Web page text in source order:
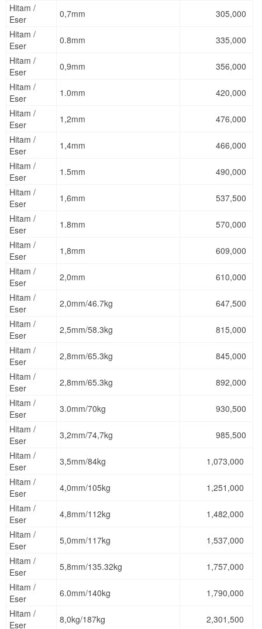
Hitam /
Eser
0,7mm
305,000
Hitam /
Eser
0.8mm
335,000
Hitam /
Eser
0,9mm
356,000
Hitam /
Eser
1.0mm
420,000
Hitam /
Eser
1,2mm
476,000
Hitam /
Eser
1,4mm
466,000
Hitam /
Eser
1.5mm
490,000
Hitam /
Eser
1,6mm
537,500
Hitam /
Eser
1.8mm
570,000
Hitam /
Eser
1,8mm
609,000
Hitam /
Eser
2,0mm
610,000
Hitam /
Eser
2,0mm/46.7kg
647,500
Hitam /
Eser
2,5mm/58.3kg
815,000
Hitam /
Eser
2,8mm/65.3kg
845,000
Hitam /
Eser
2,8mm/65.3kg
892,000
Hitam /
Eser
3.0mm/70kg
930,500
Hitam /
Eser
3,2mm/74,7kg
985,500
Hitam /
Eser
3,5mm/84kg
1,073,000
Hitam /
Eser
4,0mm/105kg
1,251,000
Hitam /
Eser
4,8mm/112kg
1,482,000
Hitam /
Eser
5,0mm/117kg
1,537,000
Hitam /
Eser
5,8mm/135.32kg
1,757,000
Hitam /
Eser
6.0mm/140kg
1,790,000
Hitam /
Eser
8,0kg/187kg
2,301,500